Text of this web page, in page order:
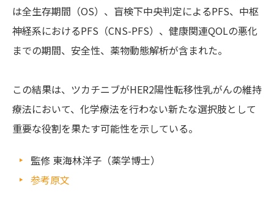
は全生存期間（OS）、盲検下中央判定によるPFS、中枢
神経系におけるPFS（CNS-PFS）、健康関連QOLの悪化
までの期間、安全性、薬物動態解析が含まれた。
この結果は、ツカチニブがHER2陽性転移性乳がんの維持
療法において、化学療法を行わない新たな選択肢として
重要な役割を果たす可能性を示している。
監修 東海林洋子（薬学博士）
参考原文